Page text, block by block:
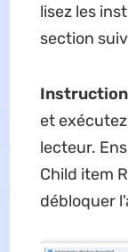
lisez les
section
et
lecteur.
Child item
débloquer